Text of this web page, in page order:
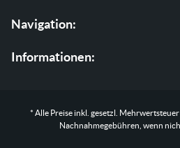
Gartenpflege
Baumpflege
Navigation:
Leistungen
Informationen:
Impressum
* Alle Preise inkl. gesetzl. Mehrwertsteuer
Nachnahmegebühren, wenn